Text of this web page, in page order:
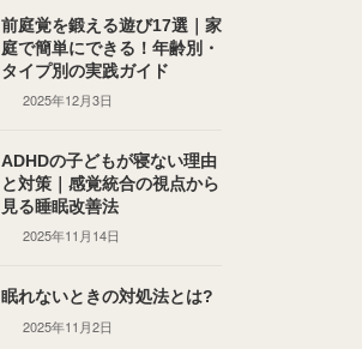
前庭覚を鍛える遊び17選｜家
庭で簡単にできる！年齢別・
タイプ別の実践ガイド
2025年12月3日
ADHDの子どもが寝ない理由
と対策｜感覚統合の視点から
見る睡眠改善法
2025年11月14日
眠れないときの対処法とは?
2025年11月2日